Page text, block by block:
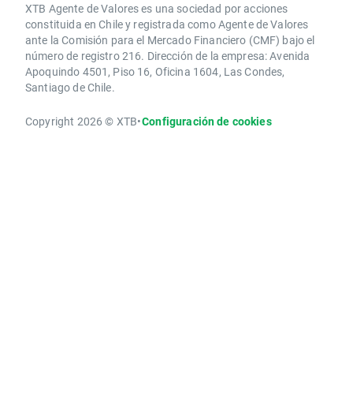
XTB Agente de Valores es una sociedad por acciones
constituida en Chile y registrada como Agente de Valores
ante la Comisión para el Mercado Financiero (CMF) bajo el
número de registro 216. Dirección de la empresa: Avenida
Apoquindo 4501, Piso 16, Oficina 1604, Las Condes,
Santiago de Chile.
Copyright 2026 © XTB•Configuración de cookies